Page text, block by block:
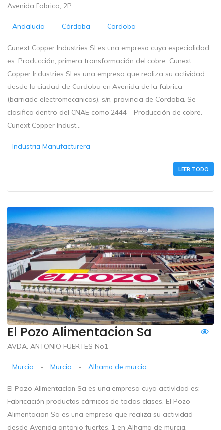
Avenida Fabrica, 2P
Andalucía - Córdoba - Cordoba
Cunext Copper Industries Sl es una empresa cuya especialidad
es: Producción, primera transformación del cobre. Cunext
Copper Industries Sl es una empresa que realiza su actividad
desde la ciudad de Cordoba en Avenida de la fabrica
(barriada electromecanicas), s/n, provincia de Cordoba. Se
clasifica dentro del CNAE como 2444 - Producción de cobre.
Cunext Copper Indust...
Industria Manufacturera
LEER TODO
El Pozo Alimentacion Sa
AVDA. ANTONIO FUERTES No1
Murcia - Murcia - Alhama de murcia
El Pozo Alimentacion Sa es una empresa cuya actividad es:
Fabricación productos cárnicos de todas clases. El Pozo
Alimentacion Sa es una empresa que realiza su actividad
desde Avenida antonio fuertes, 1 en Alhama de murcia,